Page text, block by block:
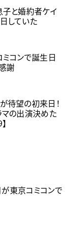
子と婚約者ケイ
していた
ミコンで誕生日
謝
待望の初来日！
マの出演決めた
が東京コミコンで